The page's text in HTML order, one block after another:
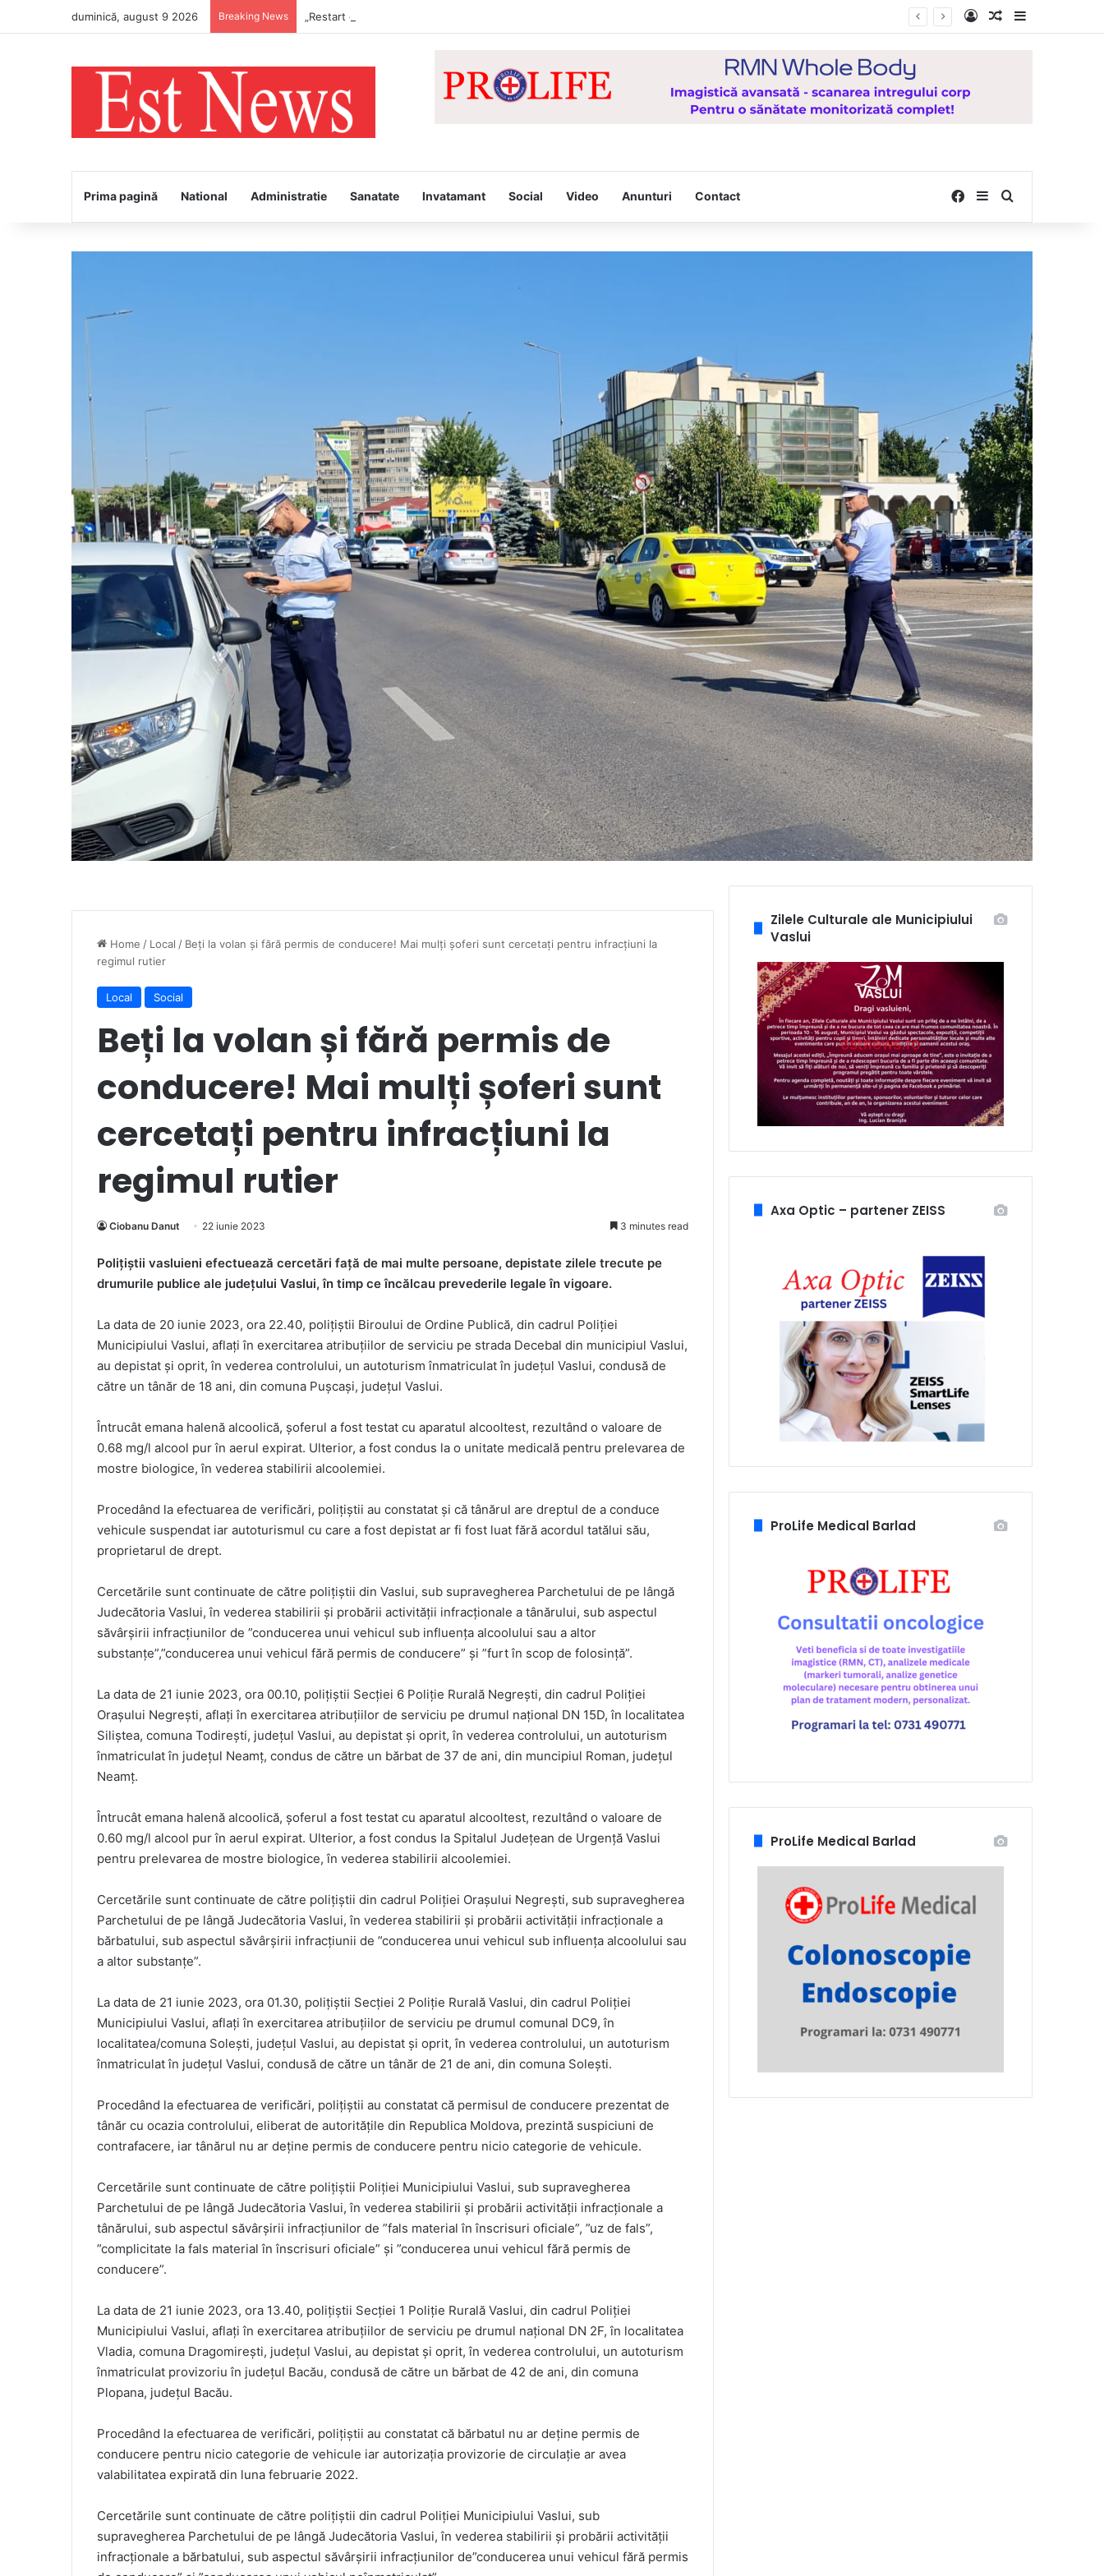
duminică, august 9 2026 Breaking News „Restart cu Hristos” – proiect derulat de Asociația Tinerilor Ortodocși Vaslui Log InRandom Article
Prima pagină National Administratie Sanatate Invatamant Social Video Anunturi Contact Facebook
SidebarSearch for
Home / Local / Beți la volan și fără permis de conducere! Mai mulți șoferi sunt cercetați pentru infracțiuni la
regimul rutier
Local Social
Beți la volan și fără permis de
conducere! Mai mulți șoferi sunt
cercetați pentru infracțiuni la
regimul rutier
Ciobanu Danut 22 iunie 2023 3 minutes read
Polițiștii vasluieni efectuează cercetări față de mai multe persoane, depistate zilele trecute pe
drumurile publice ale județului Vaslui, în timp ce încălcau prevederile legale în vigoare.
La data de 20 iunie 2023, ora 22.40, polițiștii Biroului de Ordine Publică, din cadrul Poliției
Municipiului Vaslui, aflați în exercitarea atribuțiilor de serviciu pe strada Decebal din municipiul Vaslui,
au depistat și oprit, în vederea controlului, un autoturism înmatriculat în județul Vaslui, condusă de
către un tânăr de 18 ani, din comuna Pușcași, județul Vaslui.
Întrucât emana halenă alcoolică, șoferul a fost testat cu aparatul alcooltest, rezultând o valoare de
0.68 mg/l alcool pur în aerul expirat. Ulterior, a fost condus la o unitate medicală pentru prelevarea de
mostre biologice, în vederea stabilirii alcoolemiei.
Procedând la efectuarea de verificări, polițiștii au constatat și că tânărul are dreptul de a conduce
vehicule suspendat iar autoturismul cu care a fost depistat ar fi fost luat fără acordul tatălui său,
proprietarul de drept.
Cercetările sunt continuate de către polițiștii din Vaslui, sub supravegherea Parchetului de pe lângă
Judecătoria Vaslui, în vederea stabilirii și probării activității infracționale a tânărului, sub aspectul
săvârșirii infracțiunilor de ”conducerea unui vehicul sub influența alcoolului sau a altor
substanțe”,”conducerea unui vehicul fără permis de conducere” și ”furt în scop de folosință”.
La data de 21 iunie 2023, ora 00.10, polițiștii Secției 6 Poliție Rurală Negrești, din cadrul Poliției
Orașului Negrești, aflați în exercitarea atribuțiilor de serviciu pe drumul național DN 15D, în localitatea
Siliștea, comuna Todirești, județul Vaslui, au depistat și oprit, în vederea controlului, un autoturism
înmatriculat în județul Neamț, condus de către un bărbat de 37 de ani, din muncipiul Roman, județul
Neamț.
Întrucât emana halenă alcoolică, șoferul a fost testat cu aparatul alcooltest, rezultând o valoare de
0.60 mg/l alcool pur în aerul expirat. Ulterior, a fost condus la Spitalul Județean de Urgență Vaslui
pentru prelevarea de mostre biologice, în vederea stabilirii alcoolemiei.
Cercetările sunt continuate de către polițiștii din cadrul Poliției Orașului Negrești, sub supravegherea
Parchetului de pe lângă Judecătoria Vaslui, în vederea stabilirii și probării activității infracționale a
bărbatului, sub aspectul săvârșirii infracțiunii de ”conducerea unui vehicul sub influența alcoolului sau
a altor substanțe”.
La data de 21 iunie 2023, ora 01.30, polițiștii Secției 2 Poliție Rurală Vaslui, din cadrul Poliției
Municipiului Vaslui, aflați în exercitarea atribuțiilor de serviciu pe drumul comunal DC9, în
localitatea/comuna Solești, județul Vaslui, au depistat și oprit, în vederea controlului, un autoturism
înmatriculat în județul Vaslui, condusă de către un tânăr de 21 de ani, din comuna Solești.
Procedând la efectuarea de verificări, polițiștii au constatat că permisul de conducere prezentat de
tânăr cu ocazia controlului, eliberat de autoritățile din Republica Moldova, prezintă suspiciuni de
contrafacere, iar tânărul nu ar deține permis de conducere pentru nicio categorie de vehicule.
Cercetările sunt continuate de către polițiștii Poliției Municipiului Vaslui, sub supravegherea
Parchetului de pe lângă Judecătoria Vaslui, în vederea stabilirii și probării activității infracționale a
tânărului, sub aspectul săvârșirii infracțiunilor de ”fals material în înscrisuri oficiale”, ”uz de fals”,
”complicitate la fals material în înscrisuri oficiale” și ”conducerea unui vehicul fără permis de
conducere”.
La data de 21 iunie 2023, ora 13.40, polițiștii Secției 1 Poliție Rurală Vaslui, din cadrul Poliției
Municipiului Vaslui, aflați în exercitarea atribuțiilor de serviciu pe drumul național DN 2F, în localitatea
Vladia, comuna Dragomirești, județul Vaslui, au depistat și oprit, în vederea controlului, un autoturism
înmatriculat provizoriu în județul Bacău, condusă de către un bărbat de 42 de ani, din comuna
Plopana, județul Bacău.
Procedând la efectuarea de verificări, polițiștii au constatat că bărbatul nu ar deține permis de
conducere pentru nicio categorie de vehicule iar autorizația provizorie de circulație ar avea
valabilitatea expirată din luna februarie 2022.
Cercetările sunt continuate de către polițiștii din cadrul Poliției Municipiului Vaslui, sub
supravegherea Parchetului de pe lângă Judecătoria Vaslui, în vederea stabilirii și probării activității
infracționale a bărbatului, sub aspectul săvârșirii infracțiunilor de”conducerea unui vehicul fără permis
Zilele Culturale ale Municipiului
Vaslui
Axa Optic – partener ZEISS
ProLife Medical Barlad
ProLife Medical Barlad